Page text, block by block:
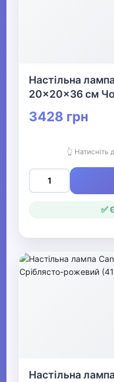
Настільна
20x20x36 см
3428 грн
👆 Натисніть
✅
Настільна